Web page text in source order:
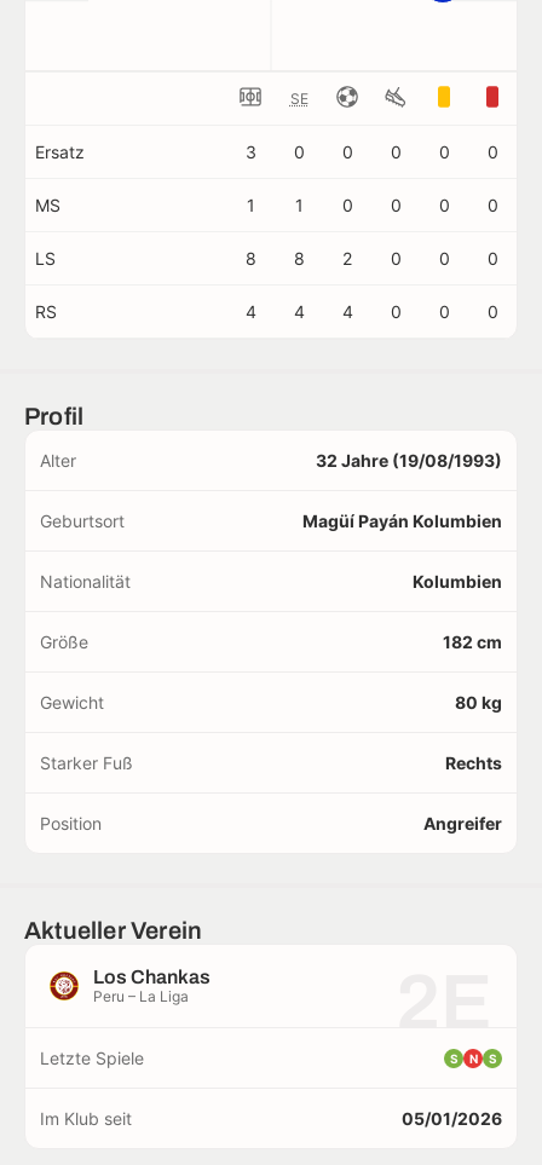
SE
Ersatz 3 0 0 0 0 0
MS 1 1 0 0 0 0
LS 8 8 2 0 0 0
RS 4 4 4 0 0 0
Profil
Alter 32 Jahre (19/08/1993)
Geburtsort Magüí Payán Kolumbien
Nationalität Kolumbien
Größe 182 cm
Gewicht 80 kg
Starker Fuß Rechts
Position Angreifer
Aktueller Verein
Los Chankas
Peru – La Liga
Letzte Spiele S N S
Im Klub seit 05/01/2026